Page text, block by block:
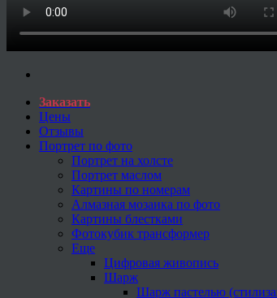
Заказать
Цены
Отзывы
Портрет по фото
Портрет на холсте
Портрет маслом
Картины по номерам
Алмазная мозаика по фото
Картины блестками
Фотокубик трансформер
Еще
Цифровая живопись
Шарж
Шарж пастелью